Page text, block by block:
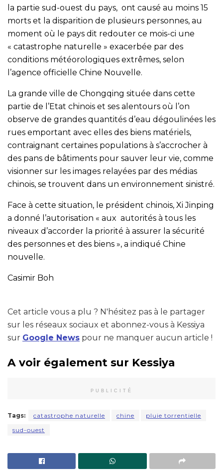
la partie sud-ouest du pays, ont causé au moins 15
morts et la disparition de plusieurs personnes, au
moment où le pays dit redouter ce mois-ci une
« catastrophe naturelle » exacerbée par des
conditions météorologiques extrêmes, selon
l’agence officielle Chine Nouvelle.
La grande ville de Chongqing située dans cette
partie de l’Etat chinois et ses alentours où l’on
observe de grandes quantités d’eau dégoulinées les
rues emportant avec elles des biens matériels,
contraignant certaines populations à s’accrocher à
des pans de bâtiments pour sauver leur vie, comme
visionner sur les images relayées par des médias
chinois, se trouvent dans un environnement sinistré.
Face à cette situation, le président chinois, Xi Jinping
a donné l’autorisation « aux autorités à tous les
niveaux d’accorder la priorité à assurer la sécurité
des personnes et des biens », a indiqué Chine
nouvelle.
Casimir Boh
Cet article vous a plu ? N'hésitez pas à le partager
sur les réseaux sociaux et abonnez-vous à Kessiya
sur Google News pour ne manquer aucun article !
A voir également sur Kessiya
PUBLICITÉ
Tags: catastrophe naturelle chine
pluie torrentielle
sud-ouest